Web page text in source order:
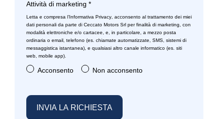
Sistema di riconoscimento stanchezza guidatore
Specchietti retrovisori elettrici e riscaldabili
Spoiler posteriore
Start & stop
Tappetini
Parabrezza con isolamento acustico
Personalizzazioni linea e stile
Poggiatesta posteriori regolabili
Portellone bagagliaio elettrico
Riconoscimento segnali stradali
Attività di marketing *
Letta e compresa l’ Informativa Privacy, acconsento al trattamento dei miei
dati personali da parte di Ceccato Motors Srl per finalità di marketing, con
modalità elettroniche e/o cartacee, e, in particolare, a mezzo posta
ordinaria o email, telefono (es. chiamate automatizzate, SMS, sistemi di
messaggistica istantanea), e qualsiasi altro canale informatico (es. siti
web, mobile app).
Acconsento Non acconsento